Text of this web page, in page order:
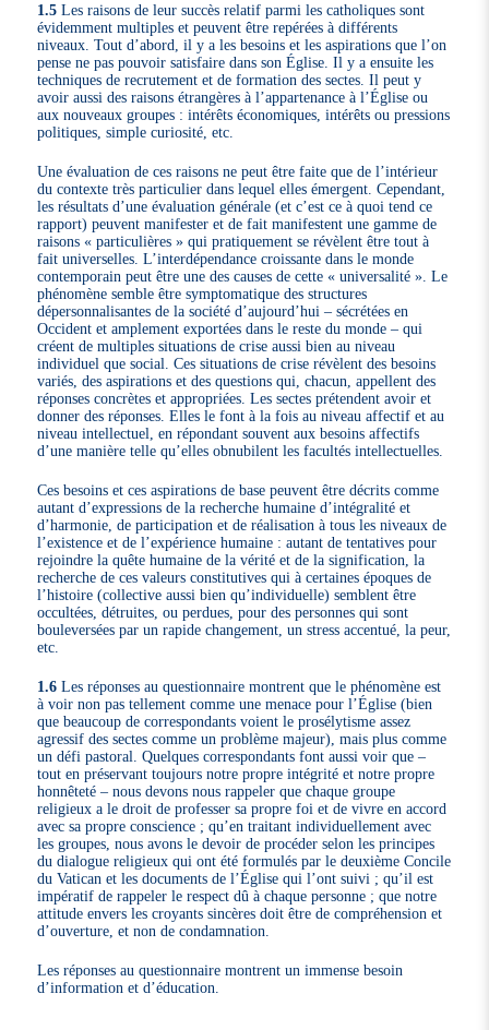
1.5 Les raisons de leur succès relatif parmi les catholiques sont
évidemment multiples et peuvent être repérées à différents
niveaux. Tout d’abord, il y a les besoins et les aspirations que l’on
pense ne pas pouvoir satisfaire dans son Église. Il y a ensuite les
techniques de recrutement et de formation des sectes. Il peut y
avoir aussi des raisons étrangères à l’appartenance à l’Église ou
aux nouveaux groupes : intérêts économiques, intérêts ou pressions
politiques, simple curiosité, etc.
Une évaluation de ces raisons ne peut être faite que de l’intérieur
du contexte très particulier dans lequel elles émergent. Cependant,
les résultats d’une évaluation générale (et c’est ce à quoi tend ce
rapport) peuvent manifester et de fait manifestent une gamme de
raisons « particulières » qui pratiquement se révèlent être tout à
fait universelles. L’interdépendance croissante dans le monde
contemporain peut être une des causes de cette « universalité ». Le
phénomène semble être symptomatique des structures
dépersonnalisantes de la société d’aujourd’hui – sécrétées en
Occident et amplement exportées dans le reste du monde – qui
créent de multiples situations de crise aussi bien au niveau
individuel que social. Ces situations de crise révèlent des besoins
variés, des aspirations et des questions qui, chacun, appellent des
réponses concrètes et appropriées. Les sectes prétendent avoir et
donner des réponses. Elles le font à la fois au niveau affectif et au
niveau intellectuel, en répondant souvent aux besoins affectifs
d’une manière telle qu’elles obnubilent les facultés intellectuelles.
Ces besoins et ces aspirations de base peuvent être décrits comme
autant d’expressions de la recherche humaine d’intégralité et
d’harmonie, de participation et de réalisation à tous les niveaux de
l’existence et de l’expérience humaine : autant de tentatives pour
rejoindre la quête humaine de la vérité et de la signification, la
recherche de ces valeurs constitutives qui à certaines époques de
l’histoire (collective aussi bien qu’individuelle) semblent être
occultées, détruites, ou perdues, pour des personnes qui sont
bouleversées par un rapide changement, un stress accentué, la peur,
etc.
1.6 Les réponses au questionnaire montrent que le phénomène est
à voir non pas tellement comme une menace pour l’Église (bien
que beaucoup de correspondants voient le prosélytisme assez
agressif des sectes comme un problème majeur), mais plus comme
un défi pastoral. Quelques correspondants font aussi voir que –
tout en préservant toujours notre propre intégrité et notre propre
honnêteté – nous devons nous rappeler que chaque groupe
religieux a le droit de professer sa propre foi et de vivre en accord
avec sa propre conscience ; qu’en traitant individuellement avec
les groupes, nous avons le devoir de procéder selon les principes
du dialogue religieux qui ont été formulés par le deuxième Concile
du Vatican et les documents de l’Église qui l’ont suivi ; qu’il est
impératif de rappeler le respect dû à chaque personne ; que notre
attitude envers les croyants sincères doit être de compréhension et
d’ouverture, et non de condamnation.
Les réponses au questionnaire montrent un immense besoin
d’information et d’éducation.